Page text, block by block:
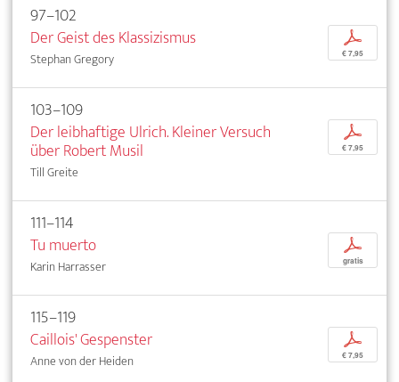
97–102
Der Geist des Klassizismus
Stephan Gregory
p
€ 7,95
103–109
Der leibhaftige Ulrich. Kleiner Versuch
über Robert Musil
Till Greite
p
€ 7,95
111–114
Tu muerto
Karin Harrasser
p
gratis
115–119
Caillois' Gespenster
Anne von der Heiden
p
€ 7,95